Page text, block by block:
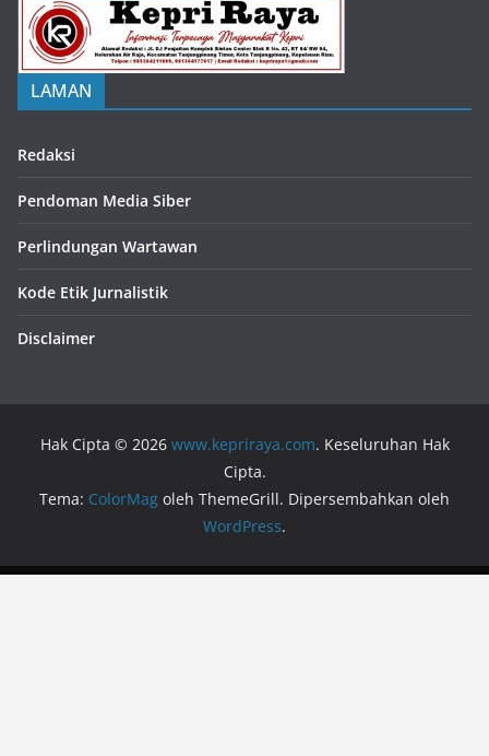
LAMAN
Redaksi
Pendoman Media Siber
Perlindungan Wartawan
Kode Etik Jurnalistik
Disclaimer
Hak Cipta © 2026 www.kepriraya.com. Keseluruhan Hak
Cipta.
Tema: ColorMag oleh ThemeGrill. Dipersembahkan oleh
WordPress.